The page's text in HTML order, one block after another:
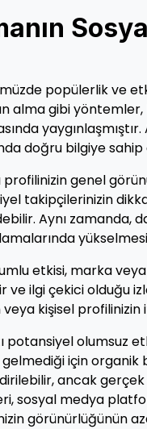
popülerlik ve
alma gibi
doğru bilgiye
genel
takipçilerinizin
Aynı zamanda,
etkisi, marka veya
ve ilgi çekici olduğu
kişisel
olumsuz
için
ancak
sosyal medya
görünürlüğünün